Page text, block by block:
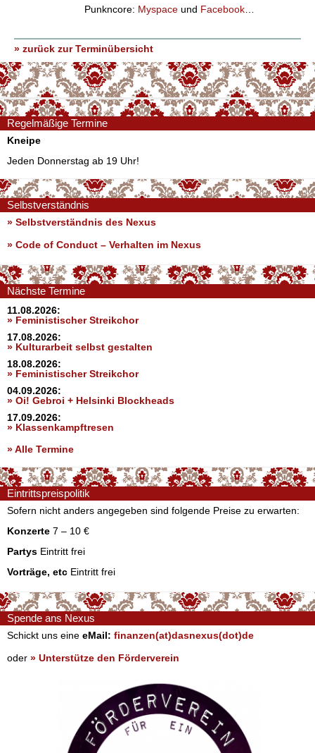
Punkncore: Myspace und Facebook
» zurück zur Terminübersicht
Regelmäßige Termine
Kneipe
Jeden Donnerstag ab 19 Uhr!
Selbstverständnis
» Selbstverständnis des Nexus
» Code of Conduct – Verhalten im Nexus
Nächste Termine
11.08.2026:
» Feministischer Streikchor
17.08.2026:
» Kulturarbeit selbst gestalten
18.08.2026:
» Feministischer Streikchor
04.09.2026:
» Oi! Gebroi + Helsinki Blockheads
17.09.2026:
» Klassenkampftresen
» Alle Termine
Eintrittspreispolitik
Sofern nicht anders angegeben sind folgende Preise zu erwarten:
Konzerte 7 – 10 €
Partys Eintritt frei
Vorträge, etc Eintritt frei
Spende ans Nexus
Schickt uns eine eMail: finanzen(at)dasnexus(dot)de
oder » Unterstütze den Förderverein